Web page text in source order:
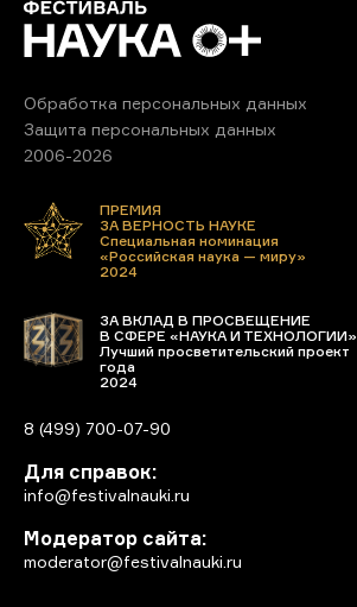
Обработка персональных данных
Защита персональных данных
2006-2026
ПРЕМИЯ
ЗА ВЕРНОСТЬ НАУКЕ
Специальная номинация
«Российская наука — миру»
2024
ЗА ВКЛАД В ПРОСВЕЩЕНИЕ
В СФЕРЕ «НАУКА И ТЕХНОЛОГИИ»
Лучший просветительский проект
года
2024
8 (499) 700-07-90
Для справок:
info@festivalnauki.ru
Модератор сайта:
moderator@festivalnauki.ru